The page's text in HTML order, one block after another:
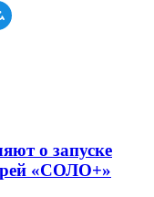
о запуске
«СОЛО+»